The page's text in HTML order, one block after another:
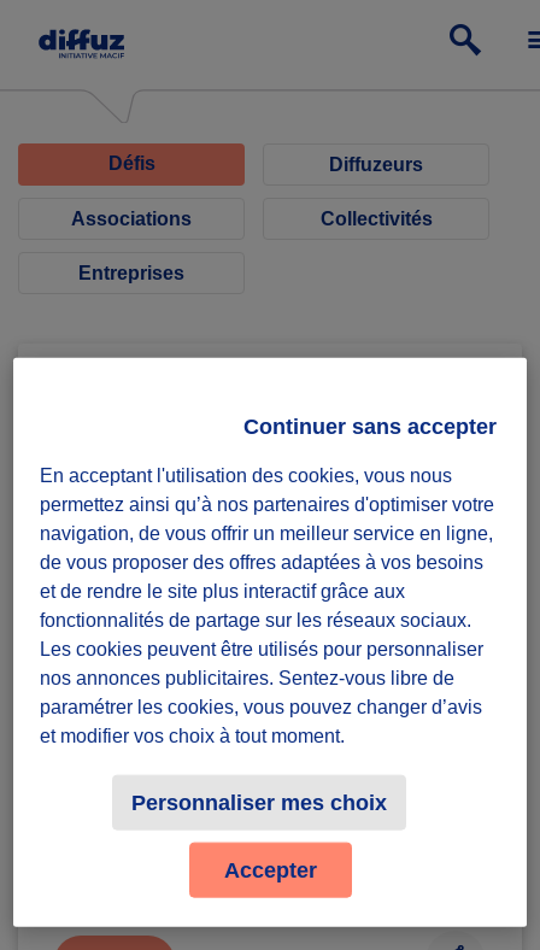
Défis Diffuzeurs
Associations Collectivités
Entreprises
Ty Colibri
Collecte Ty Colibri
Diffuzeurs
50 souhaités
Sois le 1
à relever ce défi :)
Vannes
Badges à récolter
En acceptant l'utilisation des cookies, vous nous
permettez ainsi qu’à nos partenaires d'optimiser votre
navigation, de vous offrir un meilleur service en ligne,
de vous proposer des offres adaptées à vos besoins
et de rendre le site plus interactif grâce aux
fonctionnalités de partage sur les réseaux sociaux.
Les cookies peuvent être utilisés pour personnaliser
nos annonces publicitaires. Sentez-vous libre de
paramétrer les cookies, vous pouvez changer d’avis
et modifier vos choix à tout moment.
Personnaliser mes choix
Continuer sans accepter
Accepter